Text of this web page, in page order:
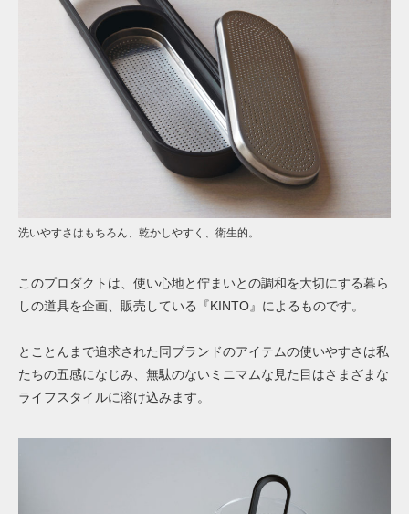
洗いやすさはもちろん、乾かしやすく、衛生的。
このプロダクトは、使い心地と佇まいとの調和を大切にする暮ら
しの道具を企画、 販売している『KINTO』によるものです。
とことんまで追求された同ブランドのアイテムの使いやすさは私
たちの五感になじみ、無駄のないミニマムな見た目はさまざまな
ライフスタイルに溶け込みます。